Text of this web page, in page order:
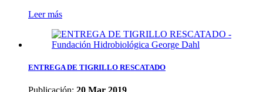
Leer más
ENTREGA DE TIGRILLO RESCATADO